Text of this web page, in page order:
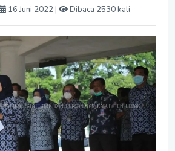
16 Juni 2022 | Dibaca 2530 kali